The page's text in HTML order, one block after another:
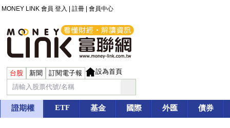
MONEY LINK 會員 登入 註冊 會員中心
台股 新聞 訂閱電子報 設為首頁
證期權 ETF 基金 國際 外匯 債券